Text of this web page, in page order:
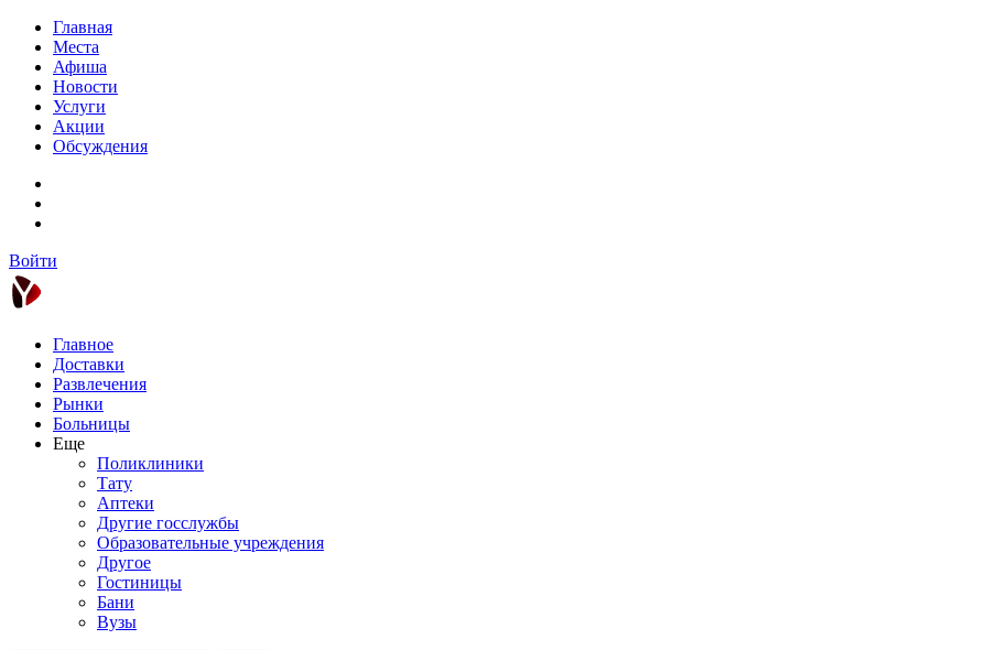
Главная
Места
Афиша
Новости
Услуги
Акции
Обсуждения
Войти
Главное
Доставки
Развлечения
Рынки
Больницы
Еще
Поликлиники
Тату
Аптеки
Другие госслужбы
Образовательные учреждения
Другое
Гостиницы
Бани
Вузы